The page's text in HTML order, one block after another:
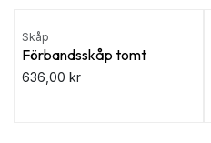
Skåp
Förbandsskåp tomt
636,00 kr